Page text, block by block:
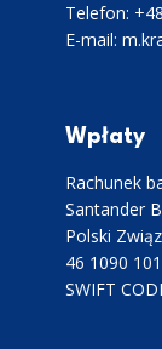
Telefon:
E-mail:
Wpłaty
Rachunek
Santander
Polski
46 1090
SWIFT